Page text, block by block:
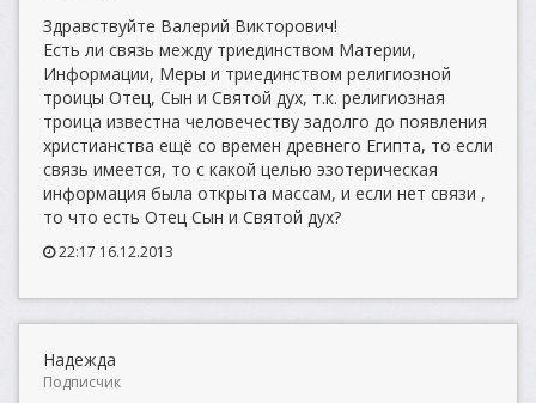
Здравствуйте Валерий Викторович!
Есть ли связь между триединством Материи,
Информации, Меры и триединством религиозной
троицы Отец, Сын и Святой дух, т.к. религиозная
троица известна человечеству задолго до появления
христианства ещё со времен древнего Египта, то если
связь имеется, то с какой целью эзотерическая
информация была открыта массам, и если нет связи ,
то что есть Отец Сын и Святой дух?
22:17 16.12.2013
Надежда
Подписчик